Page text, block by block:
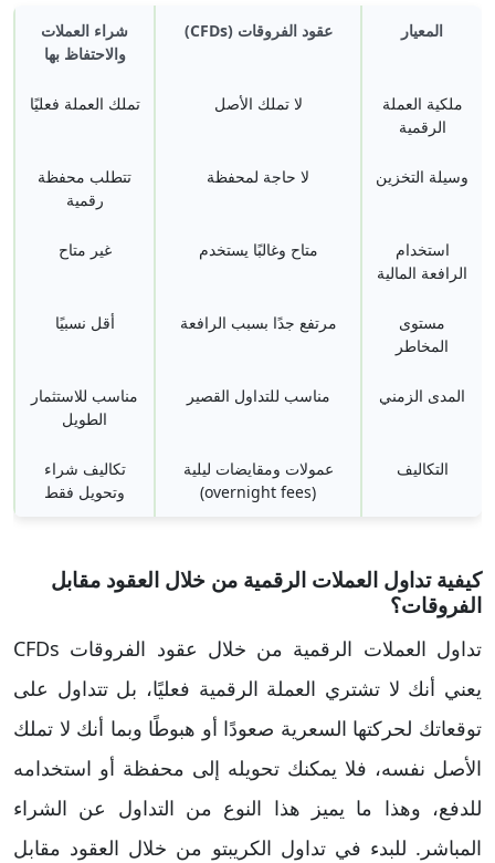
المعيار عقود الفروقات (CFDs)
شراء العملات
والاحتفاظ بها
ملكية العملة
الرقمية
لا تملك الأصل تملك العملة فعليًا
وسيلة التخزين لا حاجة لمحفظة
تتطلب محفظة
رقمية
استخدام
الرافعة المالية
متاح وغالبًا يستخدم غير متاح
مستوى
المخاطر
مرتفع جدًا بسبب الرافعة أقل نسبيًا
المدى الزمني مناسب للتداول القصير
مناسب للاستثمار
الطويل
التكاليف
عمولات ومقايضات ليلية
(overnight fees)
تكاليف شراء
وتحويل فقط
كيفية تداول العملات الرقمية من خلال العقود مقابل
الفروقات؟
تداول العملات الرقمية من خلال عقود الفروقات CFDs
يعني أنك لا تشتري العملة الرقمية فعليًا، بل تتداول على
توقعاتك لحركتها السعرية صعودًا أو هبوطًا وبما أنك لا تملك
الأصل نفسه، فلا يمكنك تحويله إلى محفظة أو استخدامه
للدفع، وهذا ما يميز هذا النوع من التداول عن الشراء
المباشر. للبدء في تداول الكريبتو من خلال العقود مقابل